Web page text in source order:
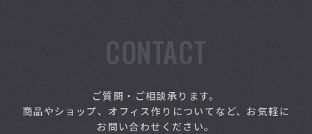
CONTACT
ご質問・ご相談承ります。
商品やショップ、オフィス作りについてなど、お気軽に
お問い合わせください。